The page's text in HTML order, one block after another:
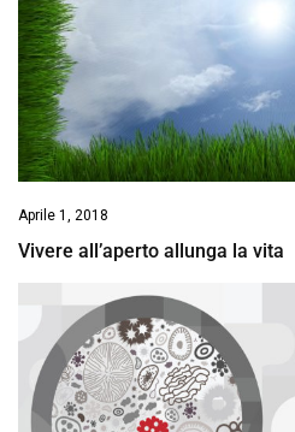
Aprile 1, 2018
Vivere all’aperto allunga la vita